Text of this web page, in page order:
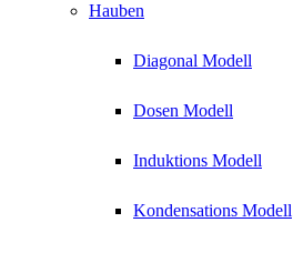
Hauben
Diagonal Modell
Dosen Modell
Induktions Modell
Kondensations Modell